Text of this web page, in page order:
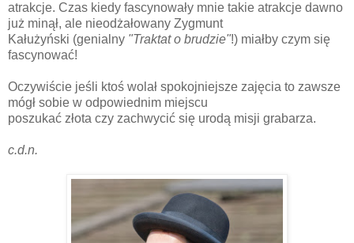
atrakcje. Czas kiedy fascynowały mnie takie atrakcje dawno
już minął, ale nieodżałowany Zygmunt
Kałużyński (genialny "Traktat o brudzie"!) miałby czym się
fascynować!
Oczywiście jeśli ktoś wolał spokojniejsze zajęcia to zawsze
mógł sobie w odpowiednim miejscu
poszukać złota czy zachwycić się urodą misji grabarza.
c.d.n.